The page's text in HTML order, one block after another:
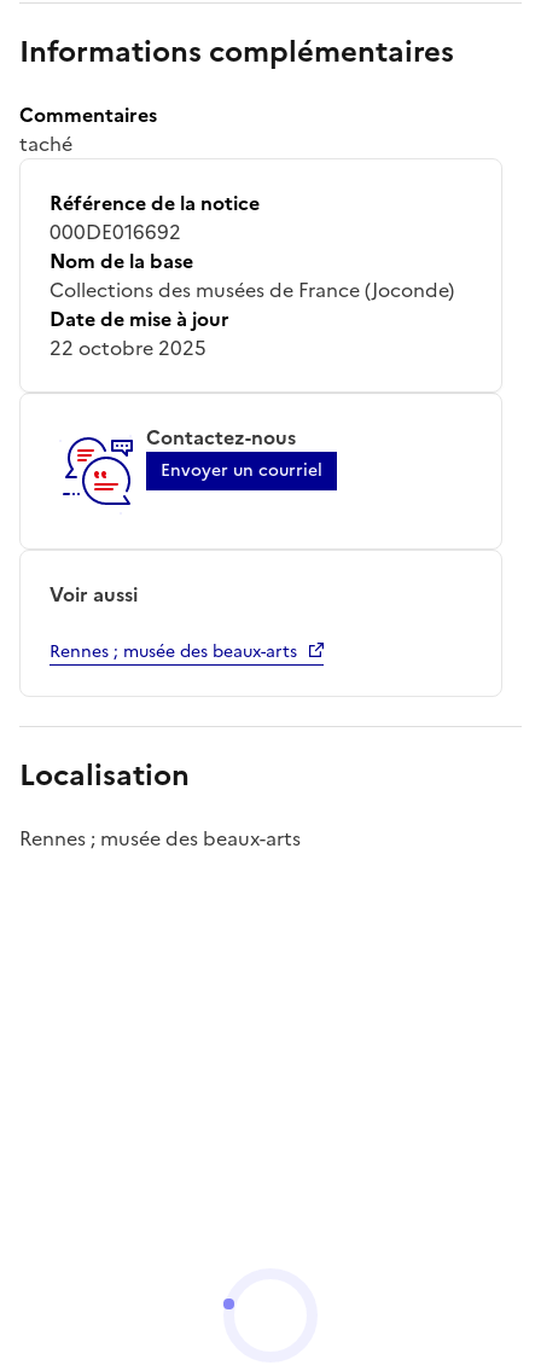
Informations complémentaires
Commentaires
taché
Référence de la notice
000DE016692
Nom de la base
Collections des musées de France (Joconde)
Date de mise à jour
22 octobre 2025
Contactez-nous
Envoyer un courriel
Voir aussi
Rennes ; musée des beaux-arts
Localisation
Rennes ; musée des beaux-arts